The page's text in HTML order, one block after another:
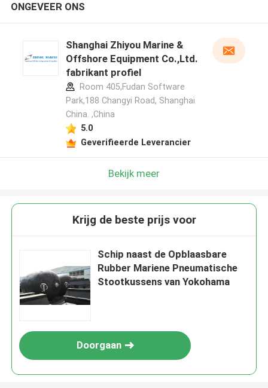
ONGEVEER ONS
Shanghai Zhiyou Marine &
Offshore Equipment Co.,Ltd.
fabrikant profiel
Room 405,Fudan Software
Park,188 Changyi Road, Shanghai
China. ,China
5.0
Geverifieerde Leverancier
Bekijk meer
Krijg de beste prijs voor
Schip naast de Opblaasbare
Rubber Mariene Pneumatische
Stootkussens van Yokohama
Doorgaan